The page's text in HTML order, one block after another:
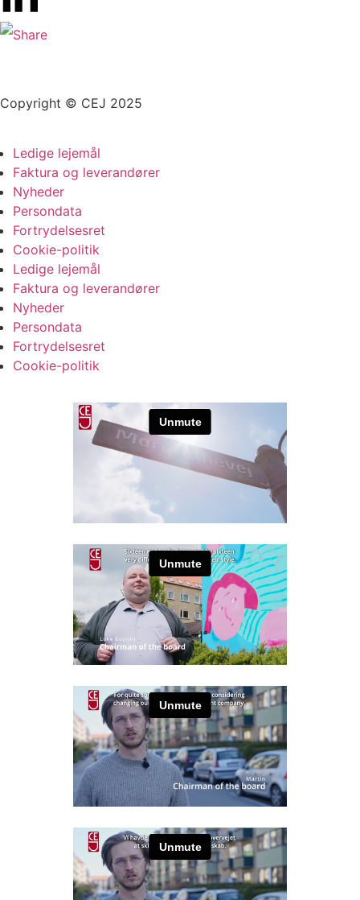
Copyright © CEJ 2025
Ledige lejemål
Faktura og leverandører
Nyheder
Persondata
Fortrydelsesret
Cookie-politik
Ledige lejemål
Faktura og leverandører
Nyheder
Persondata
Fortrydelsesret
Cookie-politik